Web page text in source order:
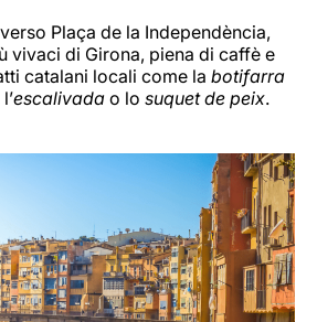
Plaça de la Independència,
vivaci di Girona, piena di caffè e
catalani locali come la botifarra
escalivada o lo suquet de peix.